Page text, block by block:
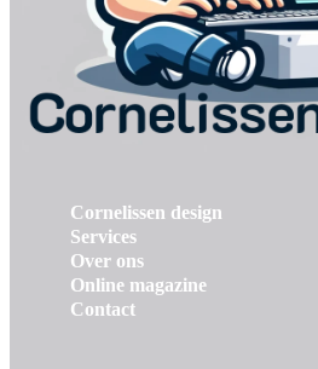
Cornelissen design
Services
Over ons
Online magazine
Contact